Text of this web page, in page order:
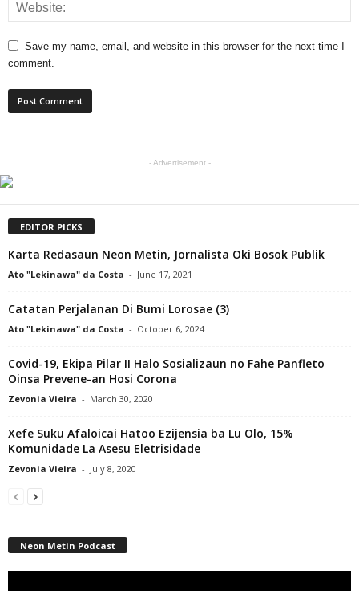
Save my name, email, and website in this browser for the next time I
comment.
- Advertisement -
EDITOR PICKS
Karta Redasaun Neon Metin, Jornalista Oki Bosok Publik
Ato "Lekinawa" da Costa - June 17, 2021
Catatan Perjalanan Di Bumi Lorosae (3)
Ato "Lekinawa" da Costa - October 6, 2024
Covid-19, Ekipa Pilar II Halo Sosializaun no Fahe Panfleto
Oinsa Prevene-an Hosi Corona
Zevonia Vieira - March 30, 2020
Xefe Suku Afaloicai Hatoo Ezijensia ba Lu Olo, 15%
Komunidade La Asesu Eletrisidade
Zevonia Vieira - July 8, 2020
Neon Metin Podcast